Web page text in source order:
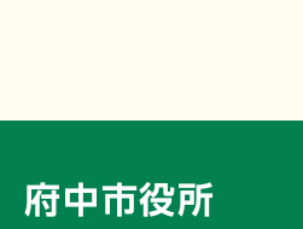
府中市役所